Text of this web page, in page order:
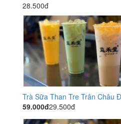
28.500đ
Trà Sữa Than Tre Trân Châu
59.000đ29.500đ